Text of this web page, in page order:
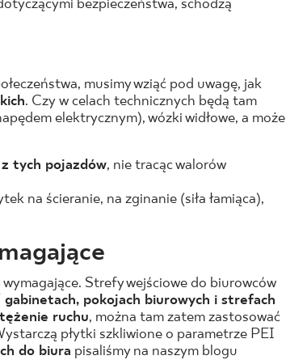
bezpieczeństwa, schodzą
musimy wziąć pod uwagę, jak
. Czy w celach technicznych będą tam
elektrycznym), wózki widłowe, a może
tych pojazdów, nie tracąc walorów
na ścieranie, na zginanie (siła łamiąca),
Strefy wejściowe do biurowców
gabinetach, pokojach biurowych i strefach
ruchu, można tam zatem zastosować
płytki szkliwione o parametrze PEI
do biura pisaliśmy na naszym blogu